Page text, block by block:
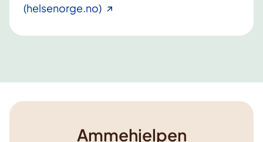
(helsenorge.no)
Ammehjelpen